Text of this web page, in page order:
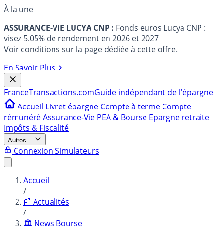
À la une
ASSURANCE-VIE LUCYA CNP : Fonds euros Lucya CNP :
visez 5.05% de rendement en 2026 et 2027
Voir conditions sur la page dédiée à cette offre.
En Savoir Plus
FranceTransactions.comGuide indépendant de l'épargne
Accueil Livret épargne Compte à terme Compte
rémunéréAssurance-Vie PEA & Bourse Epargne retraite
Impôts & Fiscalité
Autres...
Connexion Simulateurs
Accueil
/
📰 Actualités
/
🏛️ News Bourse